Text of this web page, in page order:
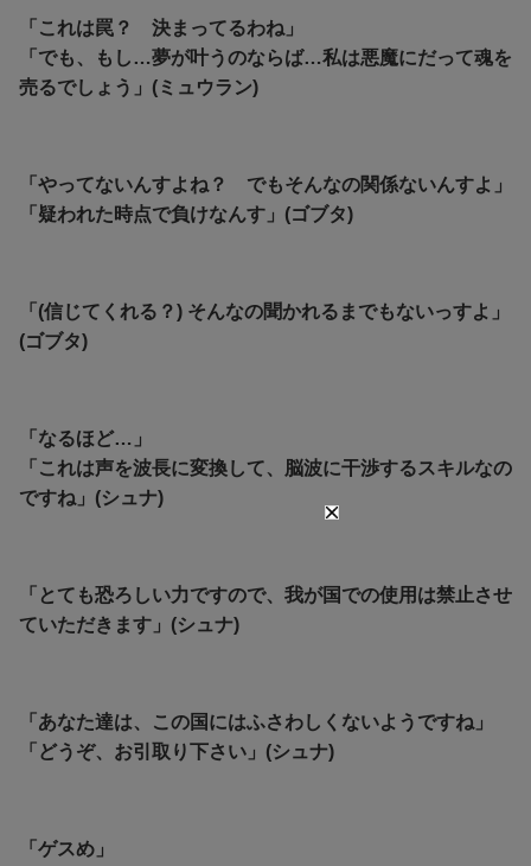
「これは罠？ 決まってるわね」
「でも、もし…夢が叶うのならば…私は悪魔にだって魂を
売るでしょう」(ミュウラン)
「やってないんすよね？ でもそんなの関係ないんすよ」
「疑われた時点で負けなんす」(ゴブタ)
「(信じてくれる？) そんなの聞かれるまでもないっすよ」
(ゴブタ)
「なるほど…」
「これは声を波長に変換して、脳波に干渉するスキルなの
ですね」(シュナ)
「とても恐ろしい力ですので、我が国での使用は禁止させ
ていただきます」(シュナ)
「あなた達は、この国にはふさわしくないようですね」
「どうぞ、お引取り下さい」(シュナ)
「ゲスめ」